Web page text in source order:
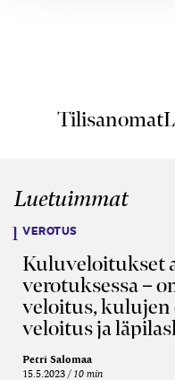
Luetuimmat
VEROTUS
Kulu­veloitukset
verotuksessa –
veloitus,
veloitus ja
Petri Salomaa
15.5.2023 10 min